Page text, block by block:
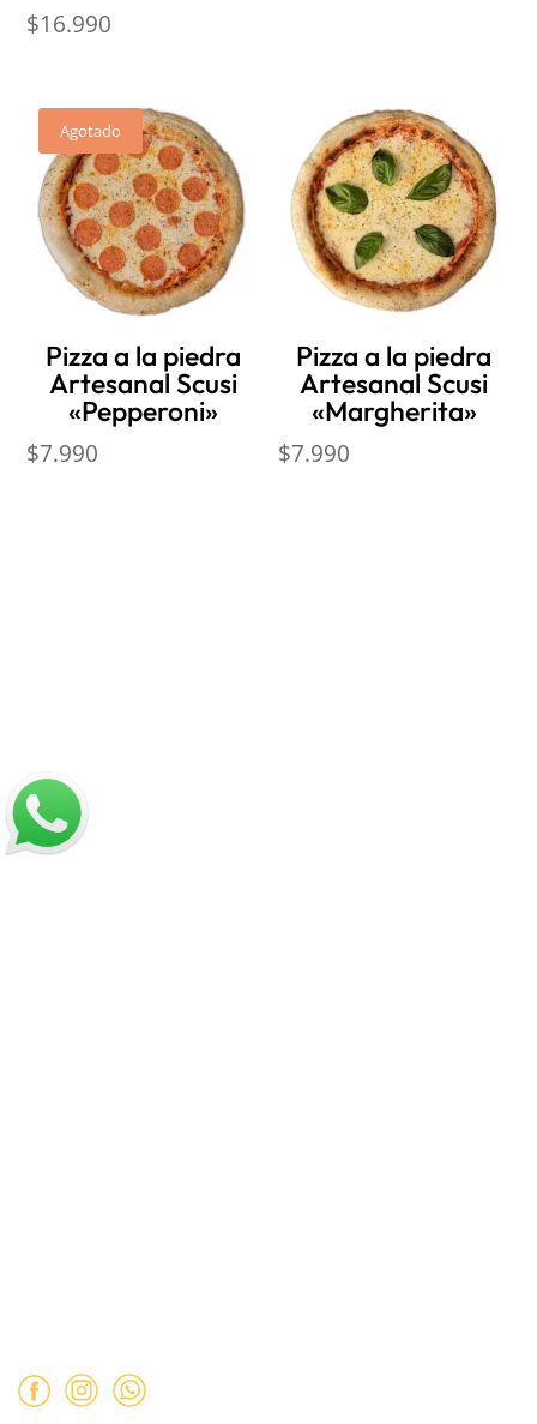
$16.990
Agotado
Pizza a la piedra
Artesanal Scusi
«Pepperoni»
$7.990
Pizza a la piedra
Artesanal Scusi
«Margherita»
$7.990
Sobre despachos
Contacto